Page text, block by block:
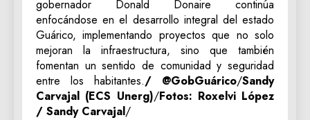
gobernador Donald Donaire continúa
enfocándose en el desarrollo integral del estado
Guárico, implementando proyectos que no solo
mejoran la infraestructura, sino que también
fomentan un sentido de comunidad y seguridad
entre los habitantes./ @GobGuárico/Sandy
Carvajal (ECS Unerg)/Fotos: Roxelvi López
/ Sandy Carvajal/